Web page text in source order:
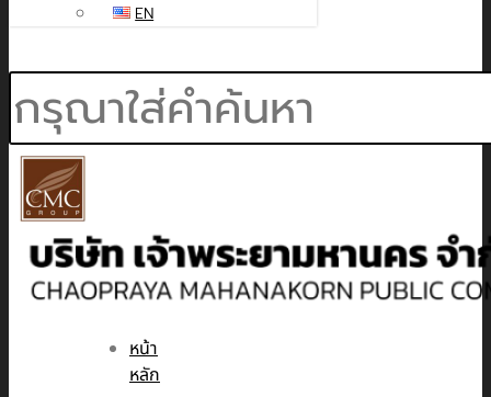
EN
หน้า
หลัก